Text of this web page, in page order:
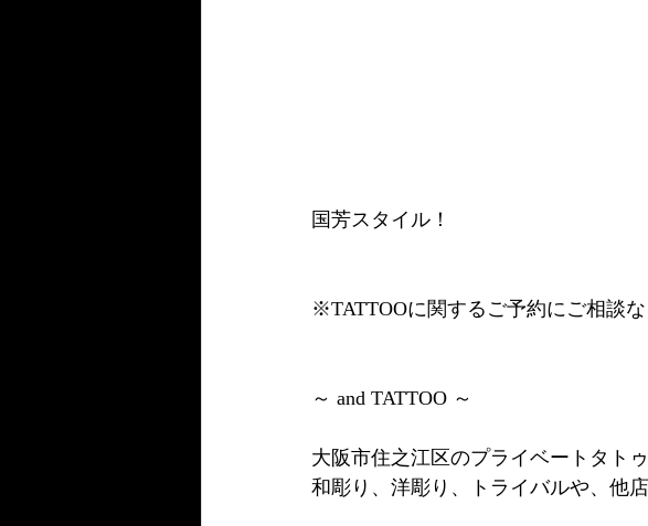
国芳スタイル！
※TATTOOに関するご予約にご相談
～ and TATTOO ～
大阪市住之江区のプライベートタト
和彫り、洋彫り、トライバルや、他